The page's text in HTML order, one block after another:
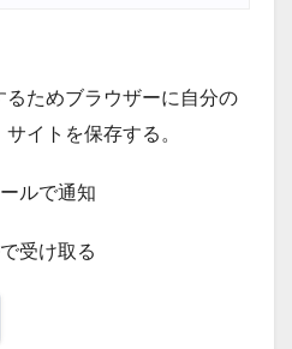
ためブラウザーに自分の
イトを保存する。
ルで通知
受け取る